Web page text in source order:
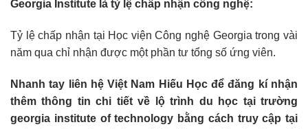
Georgia Institute là tỷ lệ chấp nhận công nghệ:
Tỷ lệ chấp nhận tại Học viện Công nghệ Georgia trong vài
năm qua chỉ nhận được một phần tư tổng số ứng viên.
Nhanh tay liên hệ Việt Nam Hiếu Học để đăng kí nhận
thêm thông tin chi tiết về lộ trình du học tại trường
georgia institute of technology bằng cách truy cập tại